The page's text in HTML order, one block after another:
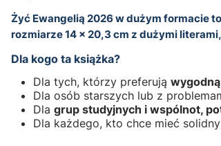
Żyć Ewangelią 2026 w dużym formacie
rozmiarze 14 x 20,3 cm z dużymi
Dla kogo ta książka?
Dla tych, którzy preferują
Dla osób starszych lub z
Dla grup studyjnych i wspólnot,
Dla każdego, kto chce mieć